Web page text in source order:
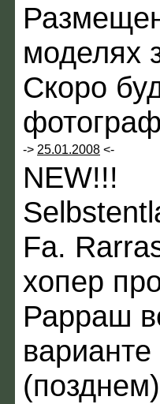
моделях
Скоро
-> 25.01.2008 <-
NEW!!!
Fa.
хопер
Рарраш